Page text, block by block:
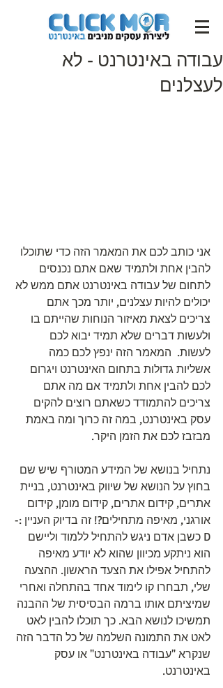
עבודה באינטרנט - לא
לעצלנים
אני כותב לכם את המאמר הזה כדי שתוכלו
להבין אחת ולתמיד שאם אתם נכנסים
לתחום של עבודה באינטרנט אתם ממש לא
יכולים להיות עצלנים, יותר מכך אתם
צריכים לצאת מאיזור הנוחות שהייתם בו
ולעשות דברים שלא תמיד יבוא לכם
לעשות.  המאמר הזה ינפץ לכם כמה
אשליות גדולות בתחום האינטרנט ויגרום
לכם להבין אחת ולתמיד אם מה אתם
צריכים להתמודד כשאתם רוצים להקים
עסק באינטרנט, במה זה כרוך ומה באמת
מבזבז לכם את הזמן היקר.
נתחיל בנושא של המידע המטורף שיש שם
בחוץ על הנושא של שיווק באינטרנט, בניית
אתרים, קידום אתרים, קידום מומן, קידום
אורגני, מאיפה מתחילים?! זה בדיוק העניין :-
D כשבן אדם ניגש להתחיל ללמוד וליישם
הוא ניתקע מכיוון שהוא לא יודע מאיפה
להתחיל אפילו את הצעד הראשון. ההצעה
שלי, תבחרו קו לימוד אחד בהתחלה ואחרי
שמיציתם אותו ברמה הבסיסית של ההבנה
תמשיכו לנושא הבא. כך תוכלו להבין לאט
לאט את התמונה השלמה של כל הדבר הזה
שנקרא "עבודה באינטרנט" או עסק
באינטרנט.